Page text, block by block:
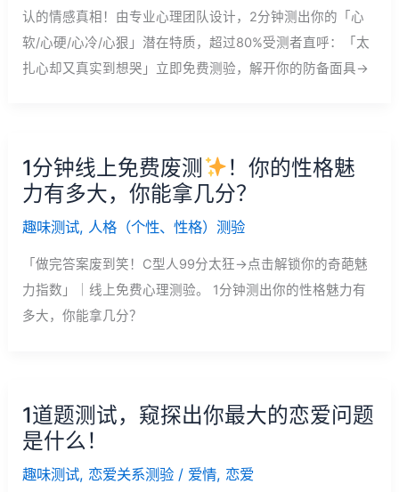
认的情感真相！由专业心理团队设计，2分钟测出你的「心
软/心硬/心冷/心狠」潜在特质，超过80%受测者直呼：「太
扎心却又真实到想哭」立即免费测验，解开你的防备面具→
1分钟线上免费废测
！你的性格魅
力有多大，你能拿几分？
趣味测试, 人格（个性、性格）测验
「做完答案废到笑！C型人99分太狂→点击解锁你的奇葩魅
力指数」｜线上免费心理测验。 1分钟测出你的性格魅力有
多大，你能拿几分？
1道题测试，窥探出你最大的恋爱问题
是什么！
趣味测试, 恋爱关系测验 / 爱情, 恋爱